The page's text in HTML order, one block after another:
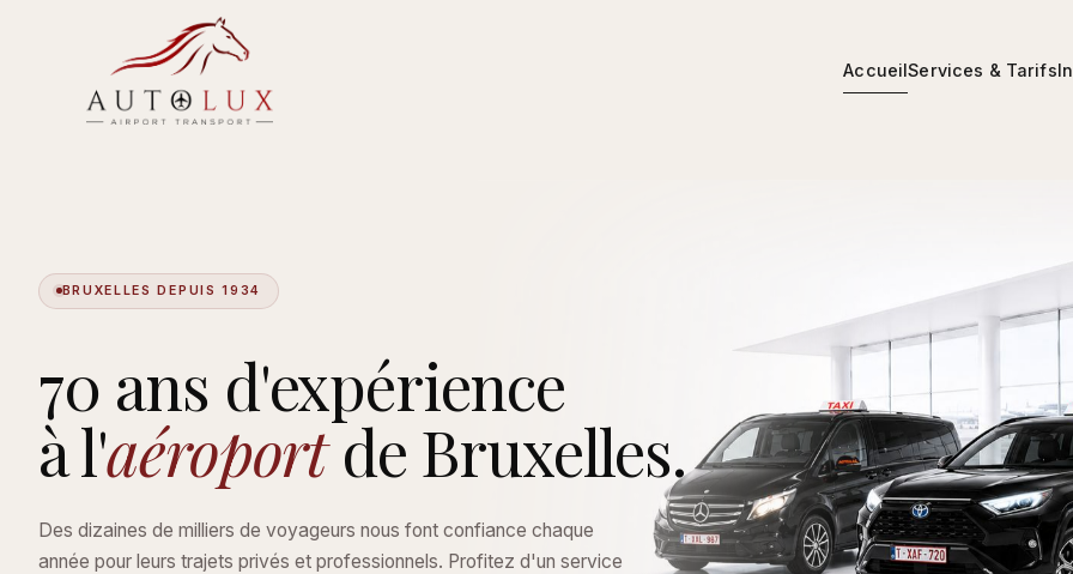
AccueilServices & Tarifs
BRUXELLES DEPUIS 1934
70 ans d'expérience
à l'aéroportde Bruxelles.
Des dizaines de milliers de voyageurs nous font confiance chaque
année pour leurs trajets privés et professionnels. Profitez d'un service